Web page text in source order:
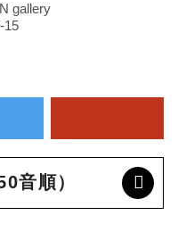
gallery
音順）